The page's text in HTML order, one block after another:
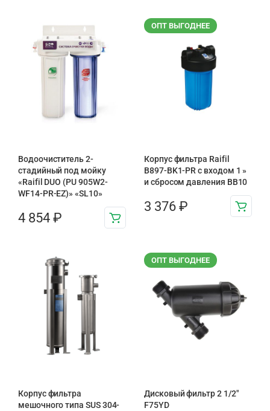
Водоочиститель 2-
стадийный под мойку
«Raifil DUO (PU 905W2-
WF14-PR-EZ)» «SL10»
4 854 ₽
ОПТ ВЫГОДНЕЕ
Корпус фильтра Raifil
B897-BK1-PR с входом 1 »
и сбросом давления BB10
3 376 ₽
Корпус фильтра
мешочного типа SUS 304-
ОПТ ВЫГОДНЕЕ
Дисковый фильтр 2 1/2″
F75YD